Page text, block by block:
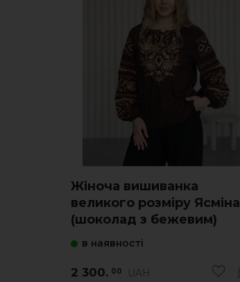
Жіноча вишиванка
великого розміру Ясміна
(шоколад з бежевим)
в наявності
2 300. 00 UAH